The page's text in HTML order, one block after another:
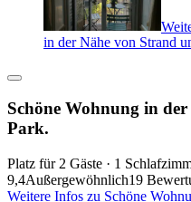
in der Nähe von Strand
Schöne Wohnung in
Park.
Platz für 2 Gäste · 1
9,4Außergewöhnlich19
Weitere Infos zu Schöne